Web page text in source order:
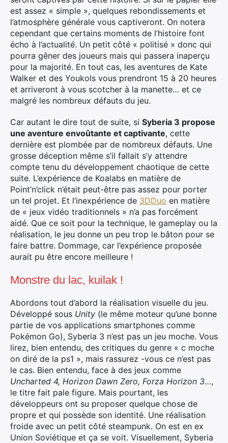
est assez « simple », quelques rebondissements et
l’atmosphère générale vous captiveront. On notera
cependant que certains moments de l’histoire font
écho à l’actualité. Un petit côté « politisé » donc qui
pourra gêner des joueurs mais qui passera inaperçu
pour la majorité. En tout cas, les aventures de Kate
Walker et des Youkols vous prendront 15 à 20 heures
et arriveront à vous scotcher à la manette… et ce
malgré les nombreux défauts du jeu.
Car autant le dire tout de suite, si Syberia 3 propose
une aventure envoûtante et captivante, cette
dernière est plombée par de nombreux défauts. Une
grosse déception même s’il fallait s’y attendre
compte tenu du développement chaotique de cette
suite. L’expérience de Koalabs en matière de
Point’n’click n’était peut-être pas assez pour porter
un tel projet. Et l’inexpérience de 3DDuo en matière
de « jeux vidéo traditionnels » n’a pas forcément
aidé. Que ce soit pour la technique, le gameplay ou la
réalisation, le jeu donne un peu trop le bâton pour se
faire battre. Dommage, car l’expérience proposée
aurait pu être encore meilleure !
Monstre du lac, kuilak !
Abordons tout d’abord la réalisation visuelle du jeu.
Développé sous Unity (le même moteur qu’une bonne
partie de vos applications smartphones comme
Pokémon Go), Syberia 3 n’est pas un jeu moche. Vous
lirez, bien entendu, des critiques du genre « c moche
on diré de la ps1 », mais rassurez -vous ce n’est pas
le cas. Bien entendu, face à des jeux comme
Uncharted 4, Horizon Dawn Zero, Forza Horizon 3…,
le titre fait pale figure. Mais pourtant, les
développeurs ont su proposer quelque chose de
propre et qui possède son identité. Une réalisation
froide avec un petit côté steampunk. On est en ex
Union Soviétique et ça se voit. Visuellement, Syberia